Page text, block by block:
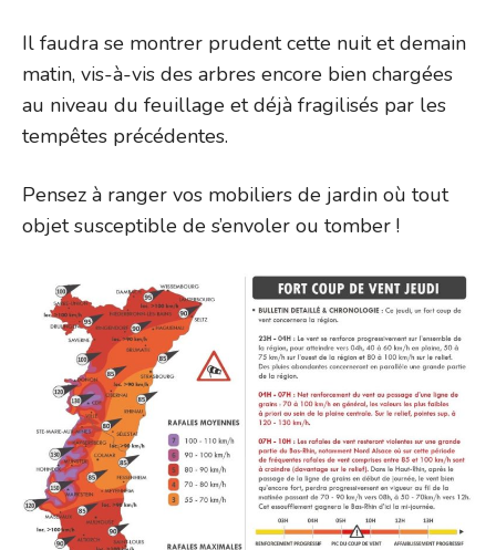
Il faudra se montrer prudent cette nuit et demain
matin, vis-à-vis des arbres encore bien chargées
au niveau du feuillage et déjà fragilisés par les
tempêtes précédentes.
Pensez à ranger vos mobiliers de jardin où tout
objet susceptible de s’envoler ou tomber !